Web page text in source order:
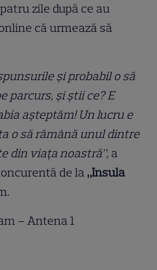
zile după ce au
că urmează să
și probabil o să
parcurs, și știi ce? E
așteptăm! Un lucru e
o să rămână unul dintre
din viața noastră”, a
de la „Insula
– Antena 1